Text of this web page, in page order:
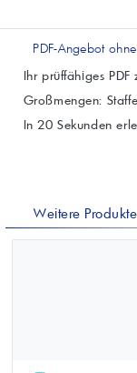
PDF-Angebot
Ihr prüffähiges
Großmengen:
In 20 Sekunden
Weitere